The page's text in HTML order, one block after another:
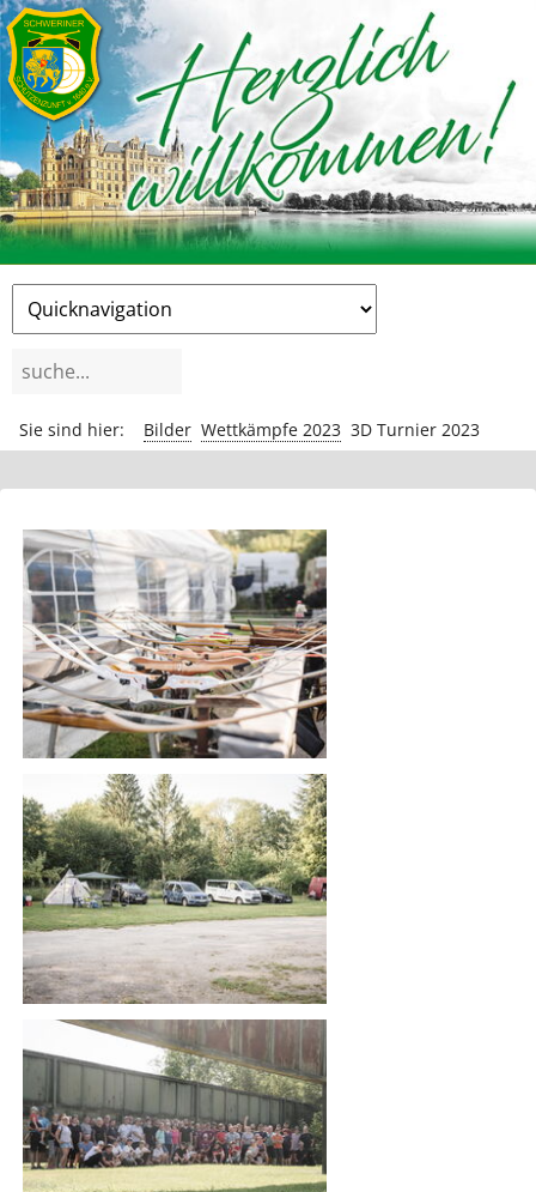
Zielseite
Suchbegriffe
Sie sind hier: Bilder Wettkämpfe 2023 3D Turnier 2023